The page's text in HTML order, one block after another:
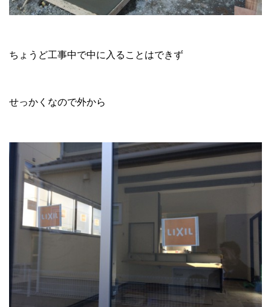
ちょうど工事中で中に入ることはできず
せっかくなので外から